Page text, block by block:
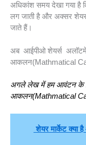
अधिकांश समय देखा गया है
लग जाती है और अक्सर
जाते हैं।
अब आईपीओ शेयर्स
आकलन(Mathmatical
अगले लेख में हम आवंटन के
आकलन(Mathmatical
शेयर मार्केट क्या